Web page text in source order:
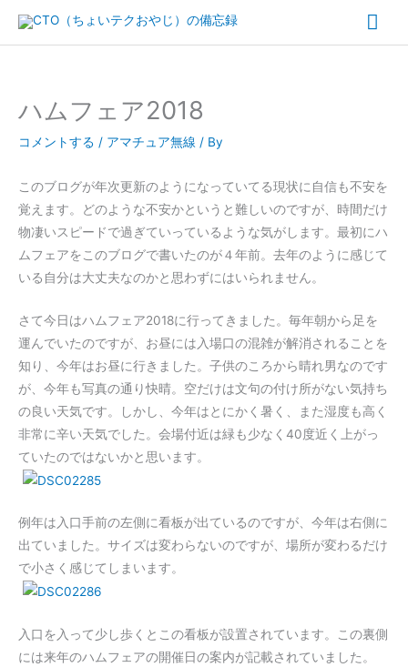
メ
ニ
ュ
ー
ハムフェア2018
コメントする / アマチュア無線 / By
このブログが年次更新のようになっていてる現状に自信も不安を
覚えます。どのような不安かというと難しいのですが、時間だけ
物凄いスピードで過ぎていっているような気がします。最初にハ
ムフェアをこのブログで書いたのが４年前。去年のように感じて
いる自分は大丈夫なのかと思わずにはいられません。
さて今日はハムフェア2018に行ってきました。毎年朝から足を
運んでいたのですが、お昼には入場口の混雑が解消されることを
知り、今年はお昼に行きました。子供のころから晴れ男なのです
が、今年も写真の通り快晴。空だけは文句の付け所がない気持ち
の良い天気です。しかし、今年はとにかく暑く、また湿度も高く
非常に辛い天気でした。会場付近は緑も少なく40度近く上がっ
ていたのではないかと思います。
例年は入口手前の左側に看板が出ているのですが、今年は右側に
出ていました。サイズは変わらないのですが、場所が変わるだけ
で小さく感じてしまいます。
入口を入って少し歩くとこの看板が設置されています。この裏側
には来年のハムフェアの開催日の案内が記載されていました。